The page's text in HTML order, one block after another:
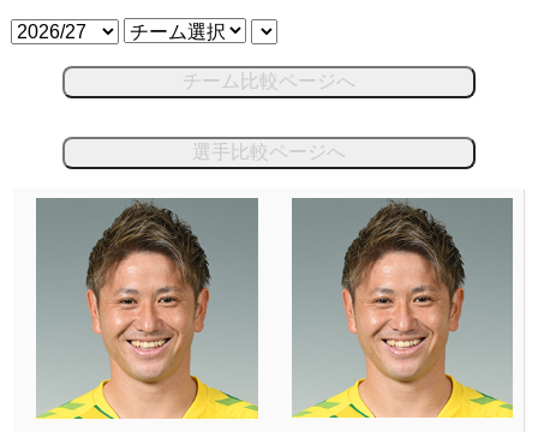
チーム比較ページへ
選手比較ページへ